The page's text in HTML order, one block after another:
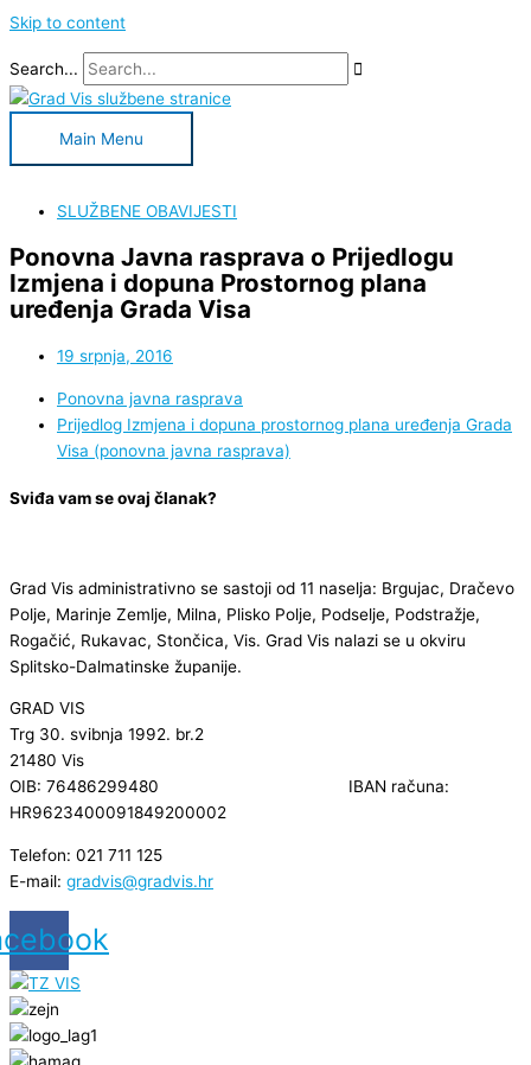
Skip to content
Search...
Main Menu
SLUŽBENE OBAVIJESTI
Ponovna Javna rasprava o Prijedlogu
Izmjena i dopuna Prostornog plana
uređenja Grada Visa
19 srpnja, 2016
Ponovna javna rasprava
Prijedlog Izmjena i dopuna prostornog plana uređenja Grada
Visa (ponovna javna rasprava)
Sviđa vam se ovaj članak?
Grad Vis administrativno se sastoji od 11 naselja: Brgujac, Dračevo
Polje, Marinje Zemlje, Milna, Plisko Polje, Podselje, Podstražje,
Rogačić, Rukavac, Stončica, Vis. Grad Vis nalazi se u okviru
Splitsko-Dalmatinske županije.
GRAD VIS
Trg 30. svibnja 1992. br.2
21480 Vis
OIB: 76486299480 IBAN računa:
HR9623400091849200002
Telefon: 021 711 125
E-mail: gradvis@gradvis.hr